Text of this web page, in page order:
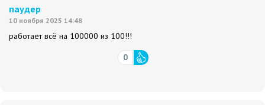
паудер
10 ноября 2025 14:48
работает всё на 100000 из 100!!!
0